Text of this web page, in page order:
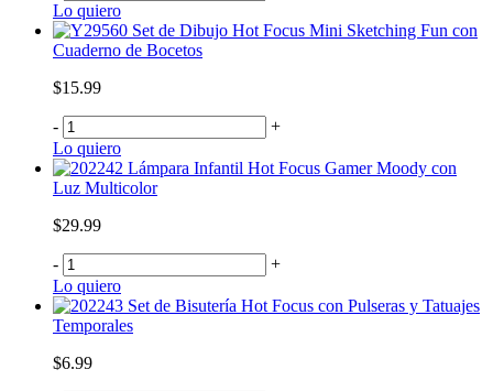
Lo quiero
Set de Dibujo Hot Focus Mini Sketching Fun con
Cuaderno de Bocetos
$15.99
-
+
Lo quiero
Lámpara Infantil Hot Focus Gamer Moody con
Luz Multicolor
$29.99
-
+
Lo quiero
Set de Bisutería Hot Focus con Pulseras y Tatuajes
Temporales
$6.99